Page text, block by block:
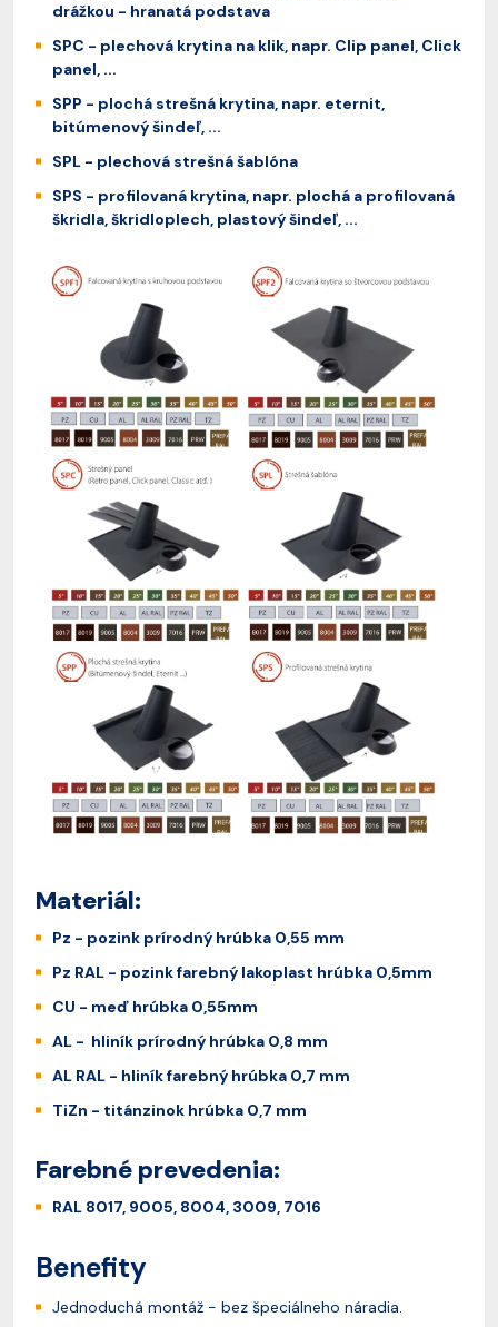
drážkou - hranatá podstava
SPC - plechová krytina na klik, napr. Clip panel, Click
panel, ...
SPP - plochá strešná krytina, napr. eternit,
bitúmenový šindeľ, ...
SPL - plechová strešná šablóna
SPS - profilovaná krytina, napr. plochá a profilovaná
škridla, škridloplech, plastový šindeľ, ...
Materiál:
Pz - pozink prírodný hrúbka 0,55 mm
Pz RAL - pozink farebný lakoplast hrúbka 0,5mm
CU - meď hrúbka 0,55mm
AL - hliník prírodný hrúbka 0,8 mm
AL RAL - hliník farebný hrúbka 0,7 mm
TiZn - titánzinok hrúbka 0,7 mm
Farebné prevedenia:
RAL 8017, 9005, 8004, 3009, 7016
Benefity
Jednoduchá montáž - bez špeciálneho náradia.